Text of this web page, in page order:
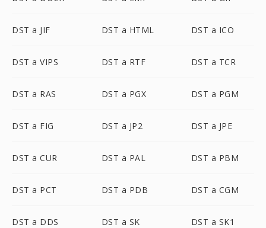
DST a JIF DST a HTML DST a ICO
DST a VIPS DST a RTF DST a TCR
DST a RAS DST a PGX DST a PGM
DST a FIG DST a JP2 DST a JPE
DST a CUR DST a PAL DST a PBM
DST a PCT DST a PDB DST a CGM
DST a DDS DST a SK DST a SK1